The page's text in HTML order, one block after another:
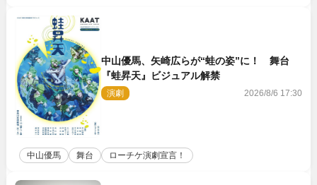
中山優馬、矢崎広らが“蛙の姿”に！ 舞台
『蛙昇天』ビジュアル解禁
演劇 2026/8/6 17:30
中山優馬 舞台 ローチケ演劇宣言！